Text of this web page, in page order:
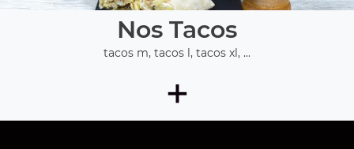
Nos Tacos
tacos m, tacos l, tacos xl, ...
+